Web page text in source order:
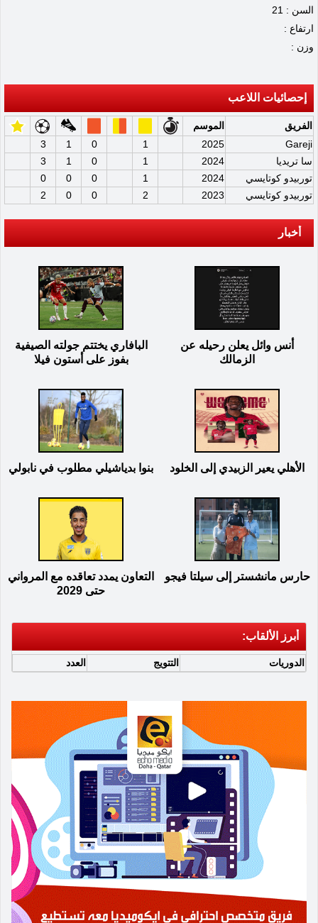
السن : 21
ارتفاع :
وزن :
إحصائيات اللاعب
الفريق
الموسم
Gareji
2025
1
0
1
3
سا تريديا
2024
1
0
1
3
توربيدو كوتايسي
2024
1
0
0
0
توربيدو كوتايسي
2023
2
0
0
2
أخبار
أنس وائل يعلن رحيله عن
الزمالك
البافاري يختتم جولته الصيفية
بفوز على أستون فيلا
الأهلي يعير الزبيدي إلى الخلود بنوا بدياشيلي مطلوب في نابولي
حارس مانشستر إلى سيلتا فيجو
التعاون يمدد تعاقده مع المرواني
حتى 2029
أبرز الألقاب:
الدوريات التتويج العدد